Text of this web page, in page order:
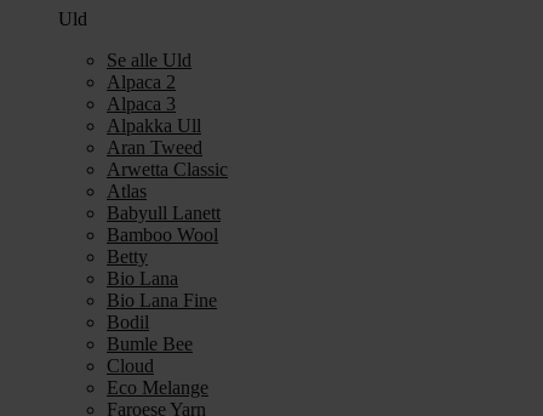
Uld
Se alle Uld
Alpaca 2
Alpaca 3
Alpakka Ull
Aran Tweed
Arwetta Classic
Atlas
Babyull Lanett
Bamboo Wool
Betty
Bio Lana
Bio Lana Fine
Bodil
Bumle Bee
Cloud
Eco Melange
Faroese Yarn